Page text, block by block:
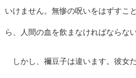
いけません。無惨の呪いをはずすこ
ら、人間の血を飲まなければならな
しかし、禰豆子は違います。彼女